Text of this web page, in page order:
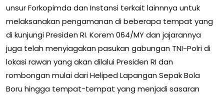
unsur Forkopimda dan Instansi terkait lainnnya untuk
melaksanakan pengamanan di beberapa tempat yang
di kunjungi Presiden RI. Korem 064/MY dan jajarannya
juga telah menyiagakan pasukan gabungan TNI-Polri di
lokasi rawan yang akan dilalui Presiden RI dan
rombongan mulai dari Heliped Lapangan Sepak Bola
Boru hingga tempat-tempat yang menjadi sasaran